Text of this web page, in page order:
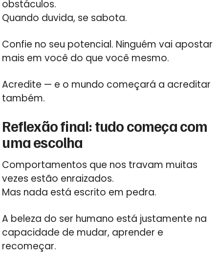
obstáculos.
Quando duvida, se sabota.
Confie no seu potencial. Ninguém vai apostar
mais em você do que você mesmo.
Acredite — e o mundo começará a acreditar
também.
Reflexão final: tudo começa com
uma escolha
Comportamentos que nos travam muitas
vezes estão enraizados.
Mas nada está escrito em pedra.
A beleza do ser humano está justamente na
capacidade de mudar, aprender e
recomeçar.